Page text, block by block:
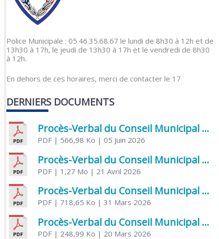
Police Municipale : 05.46.35.68.67 le lundi de 8h30 à 12h et de
13h30 à 17h, le jeudi de 13h30 à 17h et le vendredi de 8h30
à 12h.
En dehors de ces horaires, merci de contacter le 17
DERNIERS DOCUMENTS
Procès-Verbal du Conseil Municipal du 5 juin 2026
PDF| 566,98 Ko | 05 Juin 2026
Procès-Verbal du Conseil Municipal du 21 avril 2026
PDF| 1,27 Mo | 21 Avril 2026
Procès-Verbal du Conseil Municipal du 31 mars 2026
PDF| 718,65 Ko | 31 Mars 2026
Procès-Verbal du Conseil Municipal du 20 mars 2026
PDF| 248,99 Ko | 20 Mars 2026